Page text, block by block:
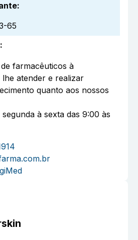
:
65
:
farmacêuticos à
atender e realizar
quanto aos nossos
à sexta das 9:00 às